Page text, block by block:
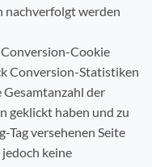
nachverfolgt werden
Cookie
Conversion-Statistiken
der
geklickt haben und zu
Tag versehenen Seite
keine